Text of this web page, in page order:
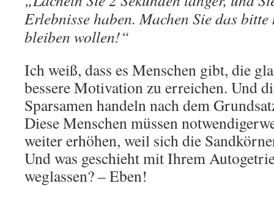
Erlebnisse haben. Machen Sie das
bleiben wollen!“
Ich weiß, dass es Menschen gibt, die
bessere Motivation zu erreichen. Und
Sparsamen handeln nach dem
Diese Menschen müssen
weiter erhöhen, weil sich die
Und was geschieht mit Ihrem
weglassen? – Eben!